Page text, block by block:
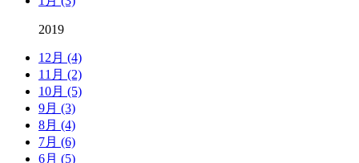
2019
12月 (4)
11月 (2)
10月 (5)
9月 (3)
8月 (4)
7月 (6)
6月 (5)